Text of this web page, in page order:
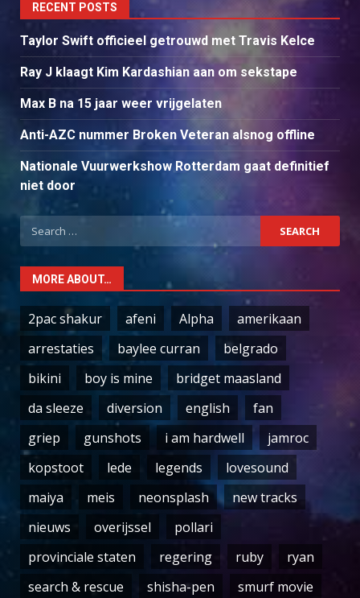
RECENT POSTS
Taylor Swift officieel getrouwd met Travis Kelce
Ray J klaagt Kim Kardashian aan om sekstape
Max B na 15 jaar weer vrijgelaten
Anti-AZC nummer Broken Veteran alsnog offline
Nationale Vuurwerkshow Rotterdam gaat definitief
niet door
Search
for:
MORE ABOUT…
2pac shakur afeni Alpha
amerikaan
arrestaties
baylee curran
belgrado
bikini
boy is mine
bridget maasland
da sleeze
diversion english
fan
griep
gunshots i am hardwell
jamroc
kopstoot
lede legends
lovesound
maiya
meis neonsplash
new tracks
nieuws
overijssel
pollari
provinciale staten
regering ruby
ryan
search & rescue
shisha-pen smurf movie